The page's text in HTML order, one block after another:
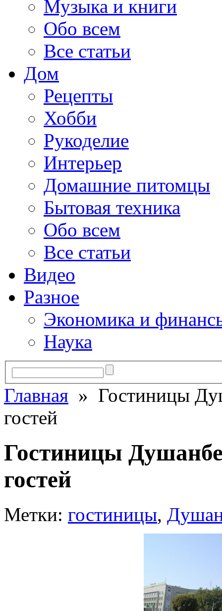
Музыка и книги
Обо всем
Все статьи
Дом
Рецепты
Хобби
Рукоделие
Интерьер
Домашние питомцы
Бытовая техника
Обо всем
Все статьи
Видео
Разное
Экономика и
Наука
Главная » Гостиницы
гостей
Гостиницы
гостей
Метки: гостиницы,